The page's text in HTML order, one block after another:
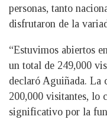
personas, tanto
disfrutaron de la
“Estuvimos abiertos
un total de 249,000
declaró Aguiñada. La
200,000 visitantes, lo
significativo por la